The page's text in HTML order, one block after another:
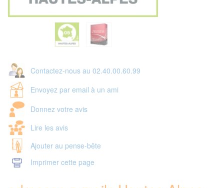
Contactez-nous au 02.40.00.60.99
Envoyez par email à un ami
Donnez votre avis
Lire les avis
Ajouter au pense-bête
Imprimer cette page